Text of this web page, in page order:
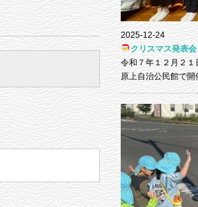
2025-12-24
クリスマス発表会
令和７年１２月２
原上自治公民館で